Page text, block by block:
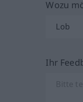
Wozu
Ihr